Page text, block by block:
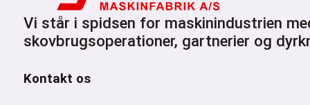
Vi står i spidsen for maskinindustrien
skovbrugsoperationer, gartnerier og
Kontakt os